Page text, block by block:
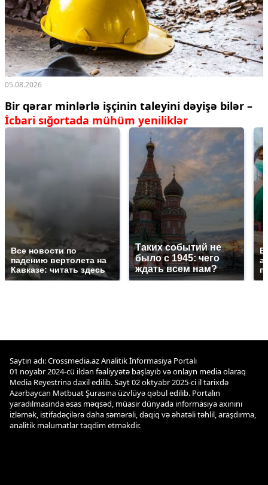
05.08.2026
Bir qərar minlərlə işçinin taleyini dəyişə bilər –
İcbari sığortada mühüm yeniliklər
Все новости по
падению вертолета на
Кавказе: читать здесь
Таких событий не
было с 1945: чего
ждать всем нам?
В
Saytın adı: Crossmedia.az Analitik İnformasiya Portalı
01 noyabr 2024-cü ildən fəaliyyətə başlayıb və onlayn media olaraq
Media Reyestrinə daxil edilib. Sayt 02 oktyabr 2025-ci il tarixdə
Azərbaycan Mətbuat Şurasına üzvlüyə qəbul edilib. Portalın
yaradılmasında əsas məqsəd, müasir dünyada informasiya axınını
izləmək, istifadəçilərə daha səmərəli, dəqiq və əhatəli təhlil, araşdırma,
analitik məlumatlar təqdim etməkdir.